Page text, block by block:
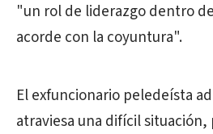
"un rol de liderazgo dentro
acorde con la coyuntura".
El exfuncionario peledeísta
atraviesa una difícil